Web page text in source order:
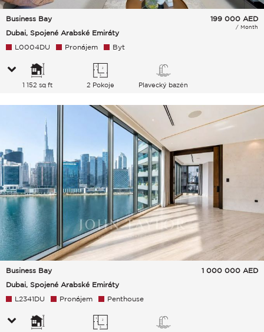
Business Bay
Dubai, Spojené Arabské Emiráty
199 000 AED
/ Month
L0004DU Pronájem Byt
1 152 sq ft 2 Pokoje Plavecký bazén
Business Bay
Dubai, Spojené Arabské Emiráty
1 000 000 AED
L2341DU Pronájem Penthouse